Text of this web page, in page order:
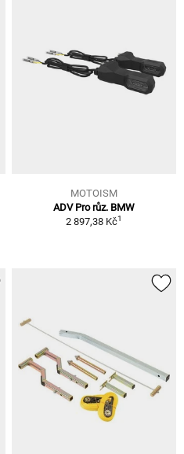
MOTOISM
ADV Pro růz. BMW
2 897,38 Kč1